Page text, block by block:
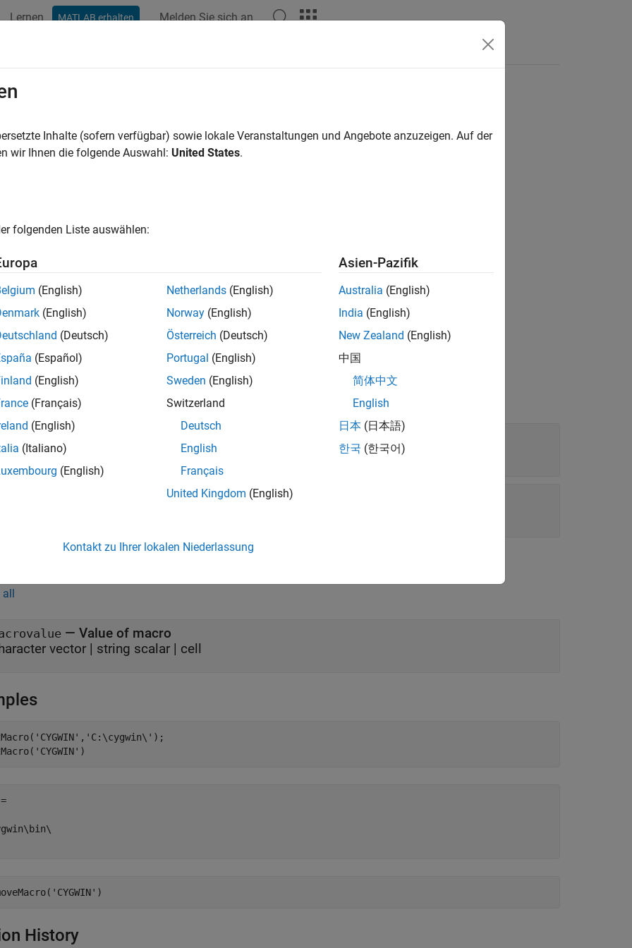
Lernen MATLAB erhalten Melden Sie sich an
coder.make
h.getMacro(macroname)
h .getMacro(macroname returns the value of the specified macro.
Arguments
all
ToolchainInfo object handle
all
— Value of macro
vector | string scalar | cell
'CYGWIN' , 'C:\cygwin\' );
'CYGWIN'
'CYGWIN'
History
Inhalte (sofern verfügbar) sowie lokale Veranstaltungen und Angebote anzuzeigen. Auf der
wir Ihnen die folgende Auswahl: United States.
folgenden Liste auswählen:
(English)
(English)
(Deutsch)
(Español)
(English)
(Français)
(English)
(Italiano)
(English)
Netherlands (English)
Norway (English)
Österreich (Deutsch)
Portugal (English)
Sweden (English)
Switzerland
Deutsch
English
Français
United Kingdom (English)
Asien-Pazifik
Australia (English)
India (English)
New Zealand (English)
中国
简体中文
English
日本 (日本語)
한국 (한국어)
Kontakt zu Ihrer lokalen Niederlassung